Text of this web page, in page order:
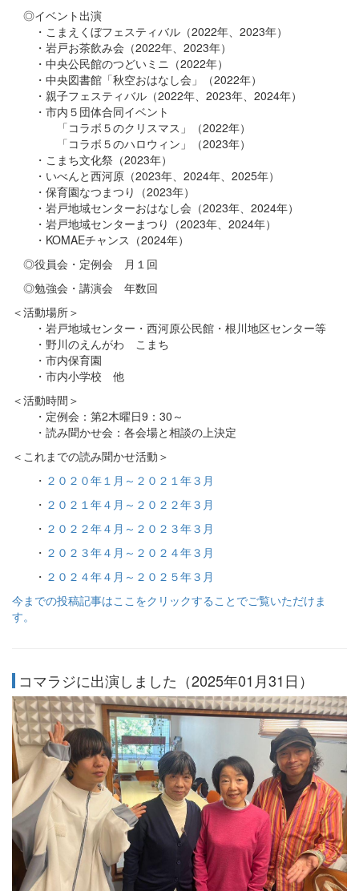
◎イベント出演
・こまえくぼフェスティバル（2022年、2023年）
・岩戸お茶飲み会（2022年、2023年）
・中央公民館のつどいミニ（2022年）
・中央図書館「秋空おはなし会」（2022年）
・親子フェスティバル（2022年、2023年、2024年）
・市内５団体合同イベント
「コラボ５のクリスマス」（2022年）
「コラボ５のハロウィン」（2023年）
・こまち文化祭（2023年）
・いべんと西河原（2023年、2024年、2025年）
・保育園なつまつり（2023年）
・岩戸地域センターおはなし会（2023年、2024年）
・岩戸地域センターまつり（2023年、2024年）
・KOMAEチャンス（2024年）
◎役員会・定例会 月１回
◎勉強会・講演会 年数回
＜活動場所＞
・岩戸地域センター・西河原公民館・根川地区センター等
・野川のえんがわ こまち
・市内保育園
・市内小学校 他
＜活動時間＞
・定例会：第2木曜日9：30～
・読み聞かせ会：各会場と相談の上決定
＜これまでの読み聞かせ活動＞
・ ２０２０年１月～２０２１年３月
・ ２０２１年４月～２０２２年３月
・ ２０２２年４月～２０２３年３月
・ ２０２３年４月～２０２４年３月
・ ２０２４年４月～２０２５年３月
今までの投稿記事はここをクリックすることでご覧いただけま
す。
コマラジに出演しました（2025年01月31日）